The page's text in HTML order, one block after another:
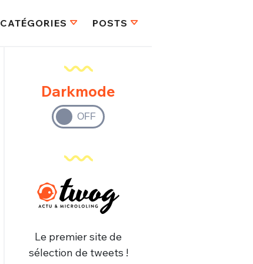
CATÉGORIES POSTS
Darkmode
Le premier site de
sélection de tweets !